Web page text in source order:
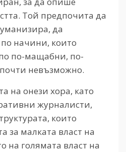
Той предпочита да
да
начини, които
по-мащабни, по-
невъзможно.
на онези хора, като
журналисти,
които
за малката власт на
на голямата власт на